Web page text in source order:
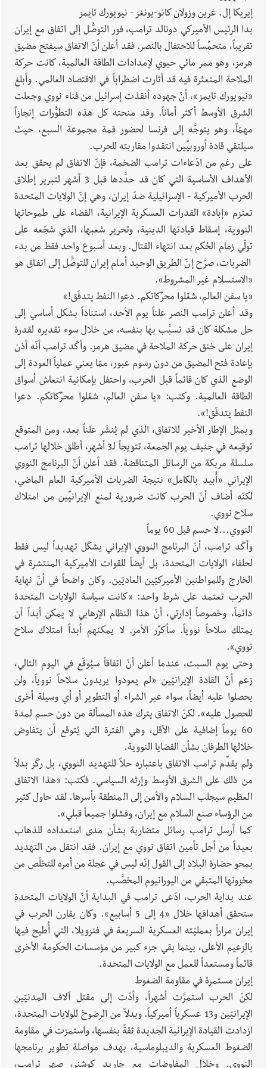
أخبار لبنان هكذا خبأت إسرائيل شيطان التفاصيل !
أخبار لبنان بالتفاصيل : جلسة لمجلس الوزراء في قصر بعبدا الوقائع
والمقررات : تعيينات ورد 4 قوانين وزيادات الغلاء| الرئيس عون
شدد على تفهم ترامب واردوغان لوضع لبنان وكشف عن مؤتمر
اقتصادي يتم العمل عليه في واشنطن
إيريكا إل. غرين وزولان كانو-يونغز - نيويورك تايمز
بدا الرئيس الأميركي دونالد ترامب، فور التوصُّل إلى اتفاق مع إيران
تقريباً، متحمِّساً للاحتفال بالنصر. فقد أعلن أنّ الاتفاق سيفتح مضيق
هرمز، وهو ممر مائي حيوي لإمدادات الطاقة العالمية، كانت حركة
الملاحة المتعثرة فيه قد أثارت اضطراباً في الاقتصاد العالمي. وأبلغ
«نيويورك تايمز»، أنّ جهوده أنقذت إسرائيل من فناء نووي وجعلت
الشرق الأوسط أكثر أماناً. وقد منحته كل هذه التطوُّرات إنجازاً
مهمّاً، وهو يتوجَّه إلى فرنسا لحضور قمة مجموعة السبع، حيث
سيلتقي قادة أوروبيِّين انتقدوا مقاربته للحرب.
على رغم من ادّعاءات ترامب الضخمة، فإنّ الاتفاق لم يحقق بعد
الأهداف الأساسية التي كان قد حدَّدها قبل 3 أشهر لتبرير إطلاق
الحرب الأميركية - الإسرائيلية ضدّ إيران، وهي إنّ الولايات المتحدة
تعتزم «إبادة» القدرات العسكرية الإيرانية، القضاء على طموحاتها
النووية، إسقاط قيادتها الدينية، وتحرير شعبها، الذي شجّعه على
تولّي زمام الحُكم بعد انتهاء القتال. وبعد أسبوع واحد فقط من بدء
الضربات، صرَّح إنّ الطريق الوحيد أمام إيران للتوصُّل إلى اتفاق هو
«الاستسلام غير المشروط».
«يا سفن العالم، شغّلوا محرِّكاتكم. دعوا النفط يتدفّق!»
وقد أعلن ترامب النصر علناً يوم الأحد، استناداً بشكل أساسي إلى
حل مشكلة كان قد تسبَّب بها بنفسه، من خلال سوء تقديره لقدرة
إيران على خنق حركة الملاحة في مضيق هرمز. وأكّد ترامب أنّه أذن
بإعادة فتح المضيق من دون رسوم عبور، ممّا يعني عملياً العودة إلى
الوضع الذي كان قائماً قبل الحرب، واحتفل بإمكانية انتعاش أسواق
الطاقة العالمية. وكتب: «يا سفن العالم، شغّلوا محرِّكاتكم. دعوا
النفط يتدفّق!».
ويمثل الإطار الأخير للاتفاق، الذي لم يُنشَر علناً بعد، ومن المتوقع
توقيعه في جنيف يوم الجمعة، تتويجاً لـ3 أشهر، أطلق خلالها ترامب
سلسلة مربكة من الرسائل المتناقضة. فقد أعلن أنّ البرنامج النووي
الإيراني «أُبيد بالكامل» نتيجة الضربات الأميركية العام الماضي،
لكنّه أضاف أنّ الحرب كانت ضرورية لمنع الإيرانيِّين من امتلاك
سلاح نووي.
النووي...لا حسم قبل 60 يوماً
وأكّد ترامب، أنّ البرنامج النووي الإيراني يشكّل تهديداً ليس فقط
لحلفاء الولايات المتحدة، بل أيضاً للقوات الأميركية المنتشرة في
الخارج وللمواطنين الأميركيّين العاديّين. وكان واضحاً في أنّ نهاية
الحرب تعتمد على شرط واحد: «كانت سياسة الولايات المتحدة
دائماً، وخصوصاً إدارتي، أنّ هذا النظام الإرهابي لا يمكن أبداً أن
يمتلك سلاحاً نووياً. سأكرِّر الأمر. لا يمكنهم أبداً امتلاك سلاح
نووي».
وحتى يوم السبت، عندما أعلن أنّ اتفاقاً سيُوقّع في اليوم التالي،
زعم أنّ القادة الإيرانيّين «لم يعودوا يريدون سلاحاً نووياً، ولن
يحصلوا عليه أيضاً، سواء عبر الشراء أو التطوير أو أي وسيلة أخرى
للحصول عليه». لكنّ الاتفاق يترك هذه المسألة من دون حسم لمدة
60 يوماً إضافية على الأقل، وهي الفترة التي يُتوقع أن يتفاوض
خلالها الطرفان بشأن القضايا النووية.
ولم يقدِّم ترامب الاتفاق باعتباره حلاً للتهديد النووي، بل ركّز بدلاً
من ذلك على الشرق الأوسط وإرثه السياسي. فكتب: «هذا الاتفاق
العظيم سيجلب السلام والأمن إلى المنطقة بأسرها. لقد حاول كثير
من الرؤساء صنع السلام مع إيران، وفشلوا جميعاً قبلي».
كما أرسل ترامب رسائل متضاربة بشأن مدى استعداده للذهاب
بعيداً من أجل تأمين اتفاق نووي مع إيران. فقد انتقل من التهديد
بمحو حضارة البلاد إلى القول إنّه ليس في عجلة من أمره للتخلّص من
مخزونها المتبقي من اليورانيوم المخصَّب.
عند بداية الحرب، ادّعى ترامب في البداية أنّ الولايات المتحدة
ستحقق أهدافها خلال «4 إلى 5 أسابيع». وكان يقارن الحرب في
إيران مراراً بعمليّته العسكرية السريعة في فنزويلا، التي أُطيح فيها
بالزعيم الأعلى، بينما بقي جزء كبير من مؤسسات الحكومة الأخرى
قائماً ومستعداً للعمل مع الولايات المتحدة.
إيران مستمرة في مقاومة الضغوط
لكنّ الحرب استمرَّت أشهراً، وأدّت إلى مقتل آلاف المدنيّين
الإيرانيّين و13 عسكرياً أميركياً. وبدلاً من الرضوخ للولايات المتحدة،
ازدادت القيادة الإيرانية الجديدة ثقةً بنفسها، واستمرّت في مقاومة
الضغوط العسكرية والديبلوماسية، بهدف مواصلة تطوير برنامجها
النووي. وخلال المفاوضات مع جاريد كوشنر، صهر ترامب،